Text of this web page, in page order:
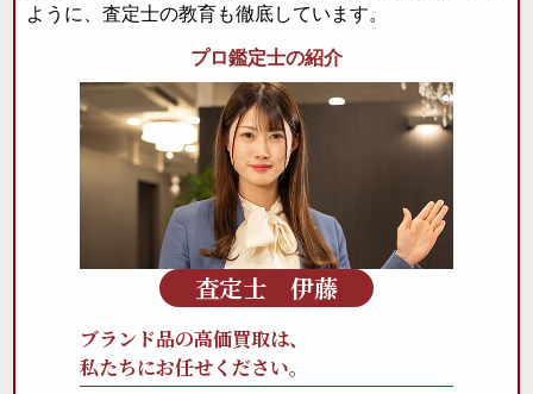
ように、査定士の教育も徹底しています。
プロ鑑定士の紹介
査定士 伊藤
ブランド品の高価買取は、
私たちにお任せください。